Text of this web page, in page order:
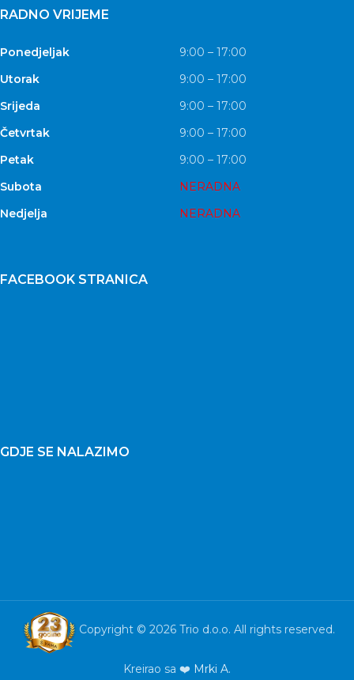
RADNO VRIJEME
Ponedjeljak
9:00 – 17:00
Utorak
9:00 – 17:00
Srijeda
9:00 – 17:00
Četvrtak
9:00 – 17:00
Petak
9:00 – 17:00
Subota
NERADNA
Nedjelja
NERADNA
FACEBOOK STRANICA
GDJE SE NALAZIMO
Copyright © 2026 Trio d.o.o. All rights reserved.
Kreirao sa ❤️ Mrki A.